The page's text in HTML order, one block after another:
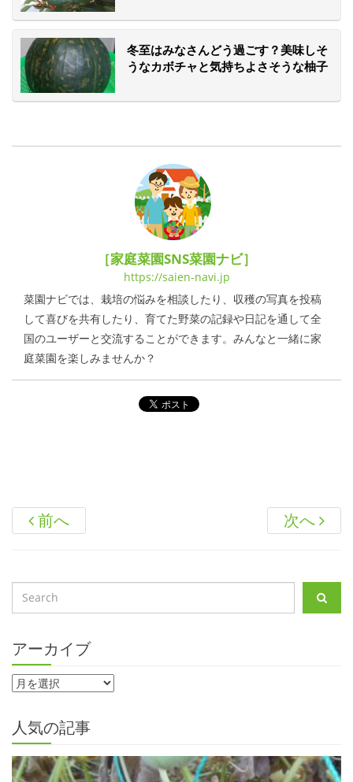
冬至はみなさんどう過ごす？美味しそ
うなカボチャと気持ちよさそうな柚子
［家庭菜園SNS菜園ナビ］
https://saien-navi.jp
菜園ナビでは、栽培の悩みを相談したり、収穫の写真を投稿
して喜びを共有したり、育てた野菜の記録や日記を通して全
国のユーザーと交流することができます。みんなと一緒に家
庭菜園を楽しみませんか？
前へ 次へ
アーカイブ
人気の記事